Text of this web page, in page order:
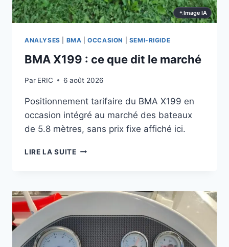
Image IA
ANALYSES BMA |OCCASION SEMI-RIGIDE
BMA X199 : ce que dit le marché
Par ERIC 6 août 2026
Positionnement tarifaire du BMA X199 en
occasion intégré au marché des bateaux
de 5.8 mètres, sans prix fixe affiché ici.
LIRE LA SUITEBMA
QUE
LE
MARCHÉ